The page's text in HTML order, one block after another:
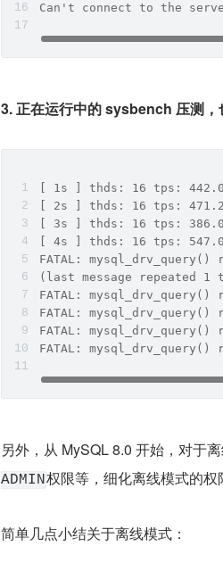
Can't connect to the
3. 正在运行中的 sysbench 压测，
[ 1s ] thds: 16 tps:
[ 2s ] thds: 16 tps:
[ 3s ] thds: 16 tps:
[ 4s ] thds: 16 tps:
FATAL:
(last message repeated 1
FATAL:
FATAL:
FATAL:
FATAL: mysql_drv_query()
另外，从 MySQL 8.0 开始，对于
ADMIN权限等，细化离线模式的权
简单几点小结关于离线模式：